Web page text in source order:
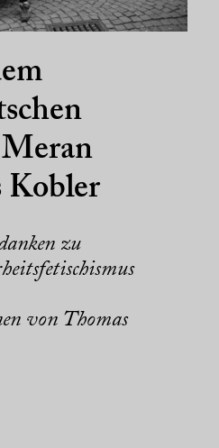
Kobler
zu
von Thomas